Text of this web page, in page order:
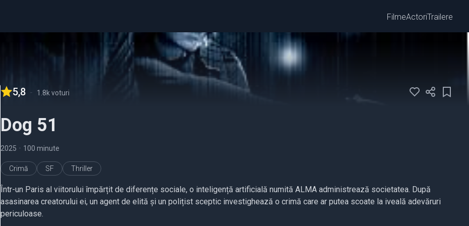
FilmeActoriTrailere
5,8 - 1.8k voturi
Dog 51
2025 • 100 minute
Crimă SF Thriller
Într-un Paris al viitorului împărțit de diferențe sociale, o inteligență artificială numită ALMA administrează societatea. După
asasinarea creatorului ei, un agent de elită și un polițist sceptic investighează o crimă care ar putea scoate la iveală adevăruri
periculoase.